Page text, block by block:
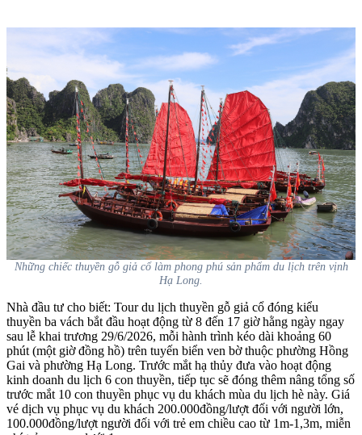
Những chiếc thuyền gỗ giả cổ làm phong phú sản phẩm du lịch trên vịnh
Hạ Long.
Nhà đầu tư cho biết: Tour du lịch thuyền gỗ giả cổ đóng kiểu
thuyền ba vách bắt đầu hoạt động từ 8 đến 17 giờ hằng ngày ngay
sau lễ khai trương 29/6/2026, mỗi hành trình kéo dài khoảng 60
phút (một giờ đồng hồ) trên tuyến biển ven bờ thuộc phường Hồng
Gai và phường Hạ Long. Trước mắt hạ thủy đưa vào hoạt động
kinh doanh du lịch 6 con thuyền, tiếp tục sẽ đóng thêm nâng tổng số
trước mắt 10 con thuyền phục vụ du khách mùa du lịch hè này. Giá
vé dịch vụ phục vụ du khách 200.000đồng/lượt đối với người lớn,
100.000đồng/lượt người đối với trẻ em chiều cao từ 1m-1,3m, miễn